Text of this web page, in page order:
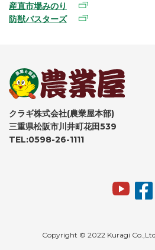
産直市場みのり
防獣バスターズ
クラギ株式会社(農業屋本部)
三重県松阪市川井町花田539
TEL:0598-26-1111
Copyright © 2022 Kuragi